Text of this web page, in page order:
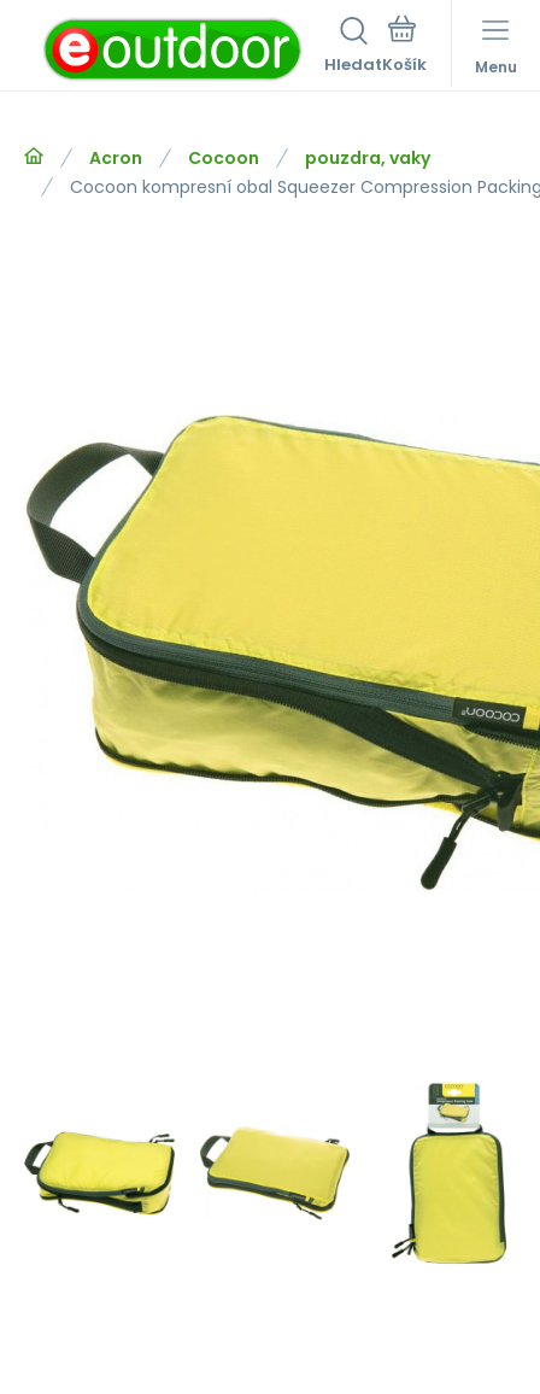
Hledat Menu
Acron Cocoon
pouzdra, vaky
Cocoon kompresní obal Squeezer Compression